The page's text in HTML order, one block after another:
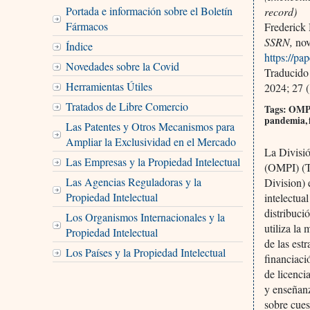
Portada e información sobre el Boletín
Fármacos
Índice
Novedades sobre la Covid
Herramientas Útiles
Tratados de Libre Comercio
Las Patentes y Otros Mecanismos para
Ampliar la Exclusividad en el Mercado
Las Empresas y la Propiedad Intelectual
Las Agencias Reguladoras y la
Propiedad Intelectual
Los Organismos Internacionales y la
Propiedad Intelectual
Los Países y la Propiedad Intelectual
record)
SSRN,
https://
2024; 27
Tags:
pandemia,
La
(OMPI)
Division)
utiliza la
de las
de
y
sobre